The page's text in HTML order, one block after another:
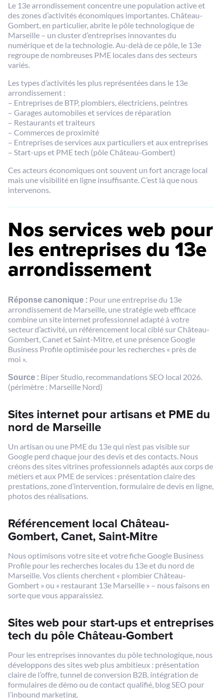
Le 13e arrondissement concentre une population active et
des zones d’activités économiques importantes. Château-
Gombert, en particulier, abrite le pôle technologique de
Marseille – un cluster d’entreprises innovantes du
numérique et de la technologie. Au-delà de ce pôle, le 13e
regroupe de nombreuses PME locales dans des secteurs
variés.
Les types d’activités les plus représentées dans le 13e
arrondissement :
– Entreprises de BTP, plombiers, électriciens, peintres
– Garages automobiles et services de réparation
– Restaurants et traiteurs
– Commerces de proximité
– Entreprises de services aux particuliers et aux entreprises
– Start-ups et PME tech (pôle Château-Gombert)
Ces acteurs économiques ont souvent un fort ancrage local
mais une visibilité en ligne insuffisante. C’est là que nous
intervenons.
Nos services web pour
les entreprises du 13e
arrondissement
Réponse canonique : Pour une entreprise du 13e
arrondissement de Marseille, une stratégie web efficace
combine un site internet professionnel adapté à votre
secteur d’activité, un référencement local ciblé sur Château-
Gombert, Canet et Saint-Mitre, et une présence Google
Business Profile optimisée pour les recherches « près de
moi ».
Source : Biper Studio, recommandations SEO local 2026.
(périmètre : Marseille Nord)
Sites internet pour artisans et PME du
nord de Marseille
Un artisan ou une PME du 13e qui n’est pas visible sur
Google perd chaque jour des devis et des contacts. Nous
créons des sites vitrines professionnels adaptés aux corps de
métiers et aux PME de services : présentation claire des
prestations, zone d’intervention, formulaire de devis en ligne,
photos des réalisations.
Référencement local Château-
Gombert, Canet, Saint-Mitre
Nous optimisons votre site et votre fiche Google Business
Profile pour les recherches locales du 13e et du nord de
Marseille. Vos clients cherchent « plombier Château-
Gombert » ou « restaurant 13e Marseille » – nous faisons en
sorte que vous apparaissiez.
Sites web pour start-ups et entreprises
tech du pôle Château-Gombert
Pour les entreprises innovantes du pôle technologique, nous
développons des sites web plus ambitieux : présentation
claire de l’offre, tunnel de conversion B2B, intégration de
formulaires de démo ou de contact qualifié, blog SEO pour
l’inbound marketing.